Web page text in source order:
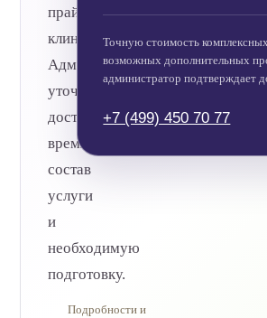
прайса
клиники.
Администратор
уточнит
доступное
время,
состав
услуги
и
необходимую
подготовку.
Подробности и
Точную стоимость
возможных дополнительных
администратор подтверждает
+7 (499) 450 70 77